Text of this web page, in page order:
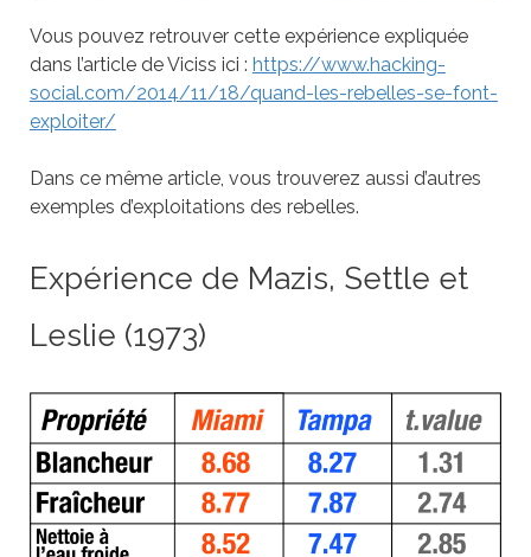
Vous pouvez retrouver cette expérience expliquée
dans l’article de Viciss ici : https://www.hacking-
social.com/2014/11/18/quand-les-rebelles-se-font-
exploiter/
Dans ce même article, vous trouverez aussi d’autres
exemples d’exploitations des rebelles.
Expérience de Mazis, Settle et
Leslie (1973)